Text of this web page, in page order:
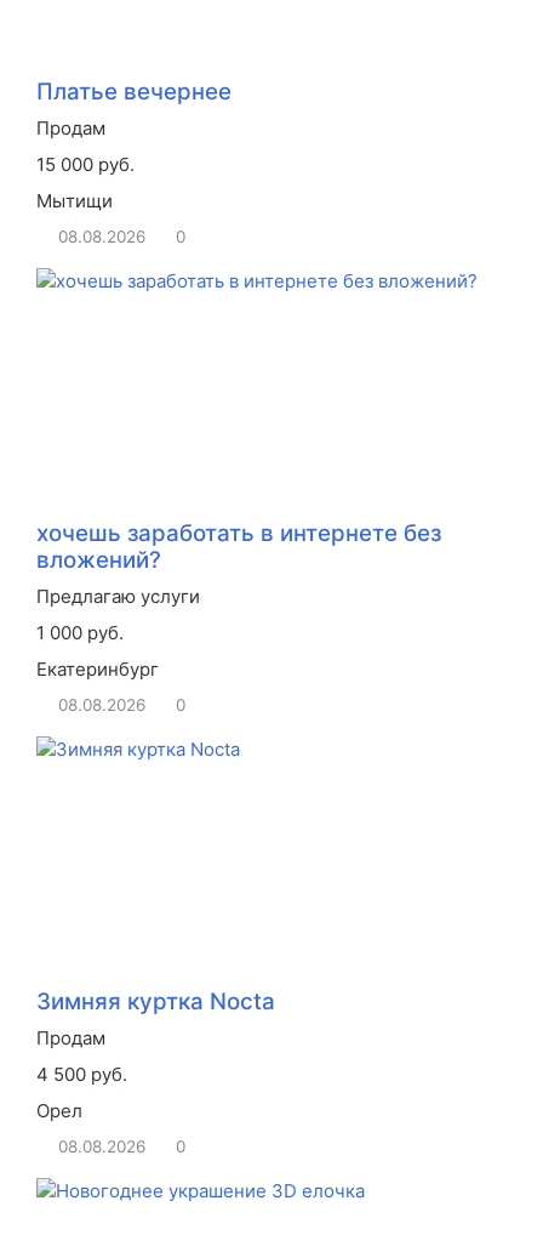
Платье вечернее
Продам
15 000 руб.
Мытищи
08.08.2026 0
хочешь заработать в интернете без
вложений?
Предлагаю услуги
1 000 руб.
Екатеринбург
08.08.2026 0
Зимняя куртка Nocta
Продам
4 500 руб.
Орел
08.08.2026 0